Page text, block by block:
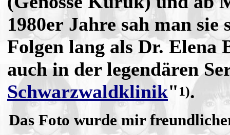
1980er Jahre sah man sie
Folgen lang als Dr. Elena
auch in der legendären
Schwarzwaldklinik" 1).
Das Foto wurde mir